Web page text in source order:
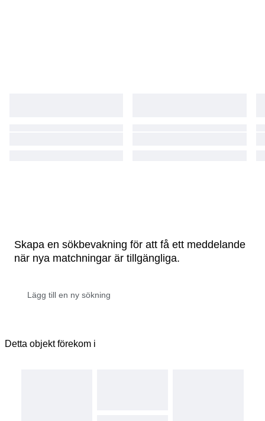
Skapa en sökbevakning för att få ett meddelande
när nya matchningar är tillgängliga.
Detta objekt förekom i